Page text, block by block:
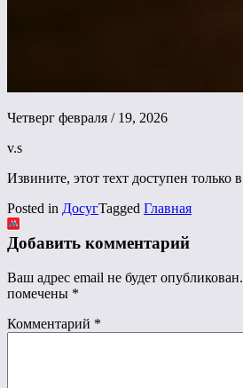
Четверг февраля / 19, 2026
v.s
Извините, этот техт доступен только
Posted in ДосугTagged Главная
Добавить комментарий
Ваш адрес email не будет опубликован.
помечены *
Комментарий *